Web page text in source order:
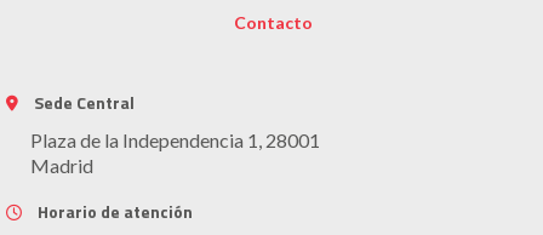
Contacto
Sede Central
Plaza de la Independencia 1, 28001
Madrid
Horario de atención